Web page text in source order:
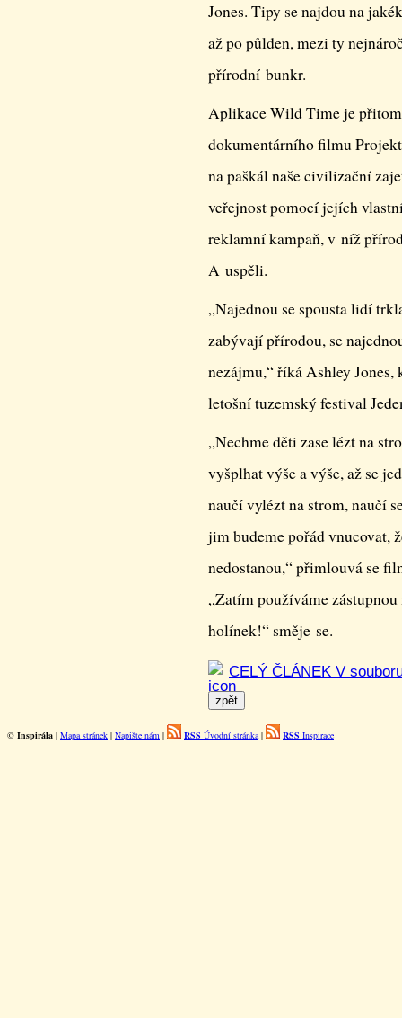
Jones. Tipy se najdou na
až po půlden, mezi ty
přírodní bunkr.
Aplikace Wild Time je
dokumentárního filmu
na paškál naše civilizační
veřejnost pomocí jejích
reklamní kampaň, v níž
A uspěli.
„Najednou se spousta lidí
zabývají přírodou, se
nezájmu,“ říká Ashley
letošní tuzemský festival
„Nechme děti zase lézt na
vyšplhat výše a výše, až se
naučí vylézt na strom, naučí
jim budeme pořád vnucovat,
nedostanou,“ přimlouvá se
„Zatím používáme
holínek!“ směje se.
CELÝ ČLÁNEK V
© Inspirála | Mapa stránek | Napište nám | RSS Úvodní stránka| RSS Inspirace